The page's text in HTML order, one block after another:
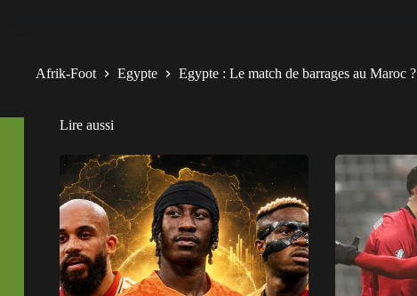
Afrik-Foot Egypte Egypte : Le match de barrages au Maroc ?
Lire aussi